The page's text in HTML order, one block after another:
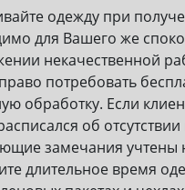
одежду при
для Вашего же
некачественной
потребовать
обработку. Если
об
замечания учтены
длительное время